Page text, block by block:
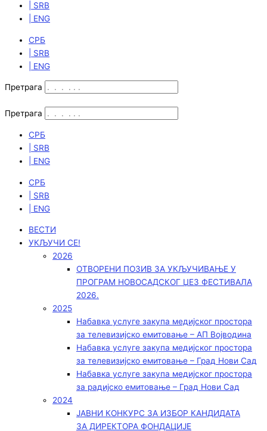
| SRB
| ENG
СРБ
| SRB
| ENG
Претрага
Претрага
СРБ
| SRB
| ENG
СРБ
| SRB
| ENG
ВЕСТИ
УКЉУЧИ СЕ!
2026
ОТВОРЕНИ ПОЗИВ ЗА УКЉУЧИВАЊЕ У
ПРОГРАМ НОВОСАДСКОГ ЏЕЗ ФЕСТИВАЛА
2026.
2025
Набавка услуге закупа медијског простора
за телевизијско емитовање – АП Војводинa
Набавка услуге закупа медијског простора
за телевизијско емитовање – Град Нови Сад
Набавка услуге закупа медијског простора
за радијско емитовање – Град Нови Сад
2024
ЈАВНИ КОНКУРС ЗА ИЗБОР КАНДИДАТА
ЗА ДИРЕКТОРА ФОНДАЦИЈЕ